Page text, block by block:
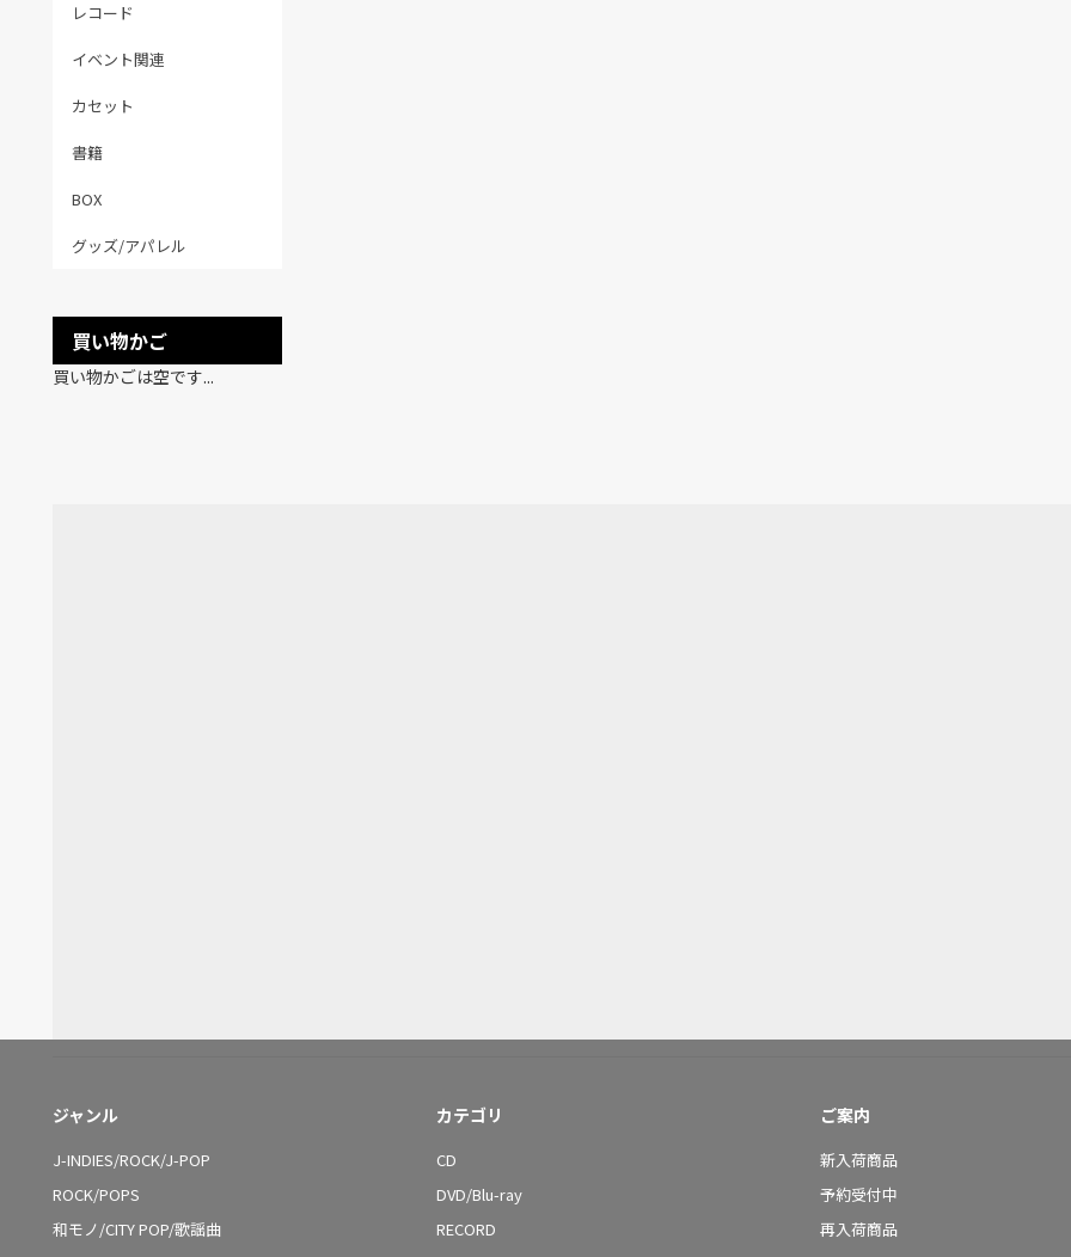
レコード
イベント関連
カセット
書籍
BOX
グッズ/アパレル
買い物かご
買い物かごは空です...
ジャンル
J-INDIES/ROCK/J-POP
ROCK/POPS
和モノ/CITY POP/歌謡曲
カテゴリ
CD
DVD/Blu-ray
RECORD
ご案内
新入荷商品
予約受付中
再入荷商品